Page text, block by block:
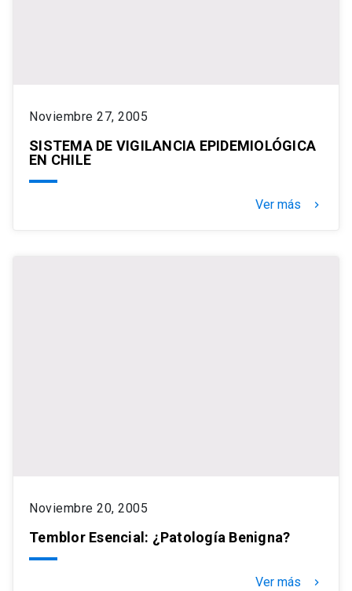
Noviembre 27, 2005
SISTEMA DE VIGILANCIA EPIDEMIOLÓGICA
EN CHILE
Ver más keyboard_arrow_right
Noviembre 20, 2005
Temblor Esencial: ¿Patología Benigna?
Ver más keyboard_arrow_right